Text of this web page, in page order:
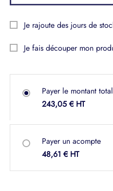
Je rajoute des jours de
Je fais découper mon
Payer le montant total
243,05 €
Payer un acompte
48,61 €